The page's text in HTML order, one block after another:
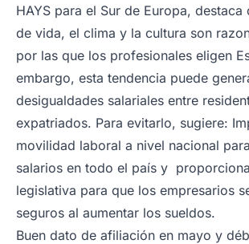
HAYS para el Sur de Europa, destaca
de vida, el clima y la cultura son
por las que los profesionales eligen
embargo, esta tendencia puede
desigualdades salariales entre
expatriados. Para evitarlo, sugiere:
movilidad laboral a nivel nacional
salarios en todo el país y
legislativa para que los empresarios
seguros al aumentar los sueldos.
Buen dato de afiliación en mayo y